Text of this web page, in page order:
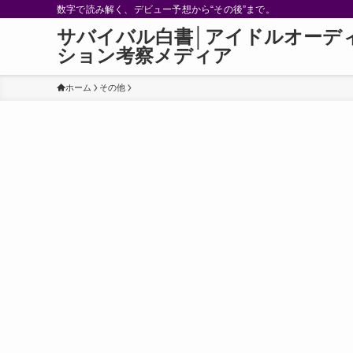
数字で読み解く、デビュー予想から“その後”まで。
サバイバル白書│アイドルオーデ
ション考察メディア
ホーム その他